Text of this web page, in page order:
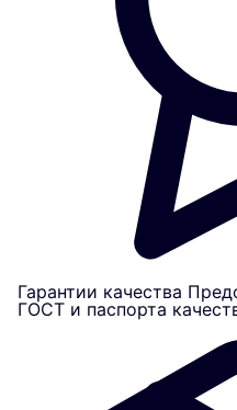
Гарантии качества
ГОСТ и паспорта